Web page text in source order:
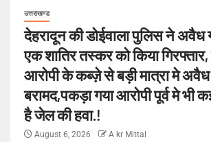
उत्तराखण्ड
देहरादून की डोईवाला पुलिस ने
एक शातिर तस्कर को किया
आरोपी के कब्ज़े से बड़ी मात्रा मे
बरामद,पकड़ा गया आरोपी पूर्व मे भी
है जेल की हवा.!
August 6, 2026 A kr Mittal